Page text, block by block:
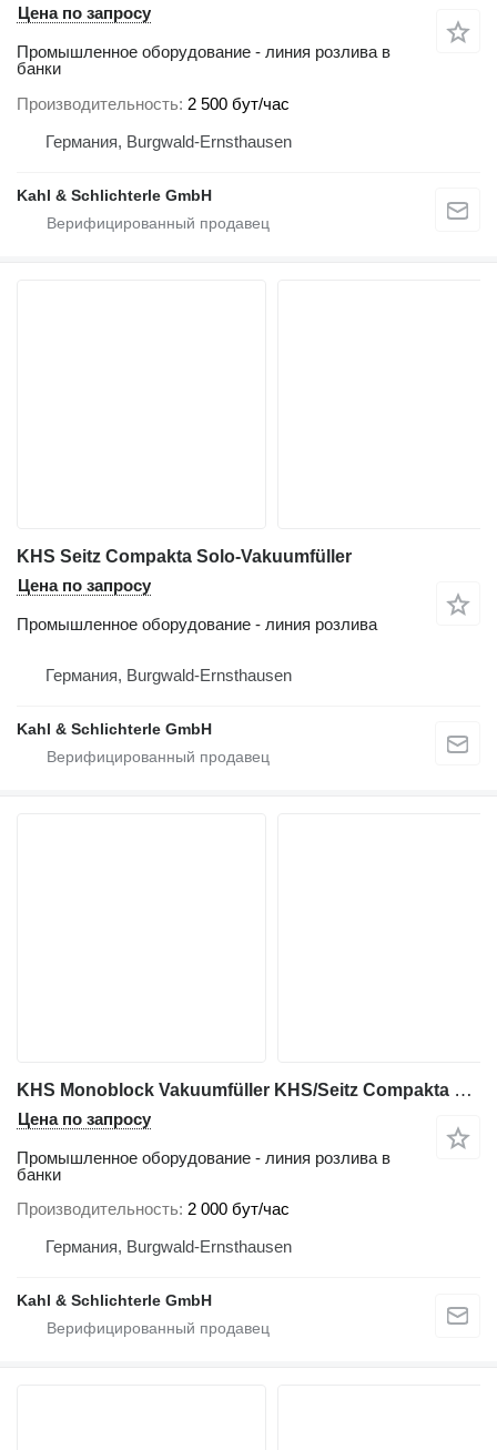
Цена по запросу
Промышленное оборудование - линия розлива в
банки
Производительность 2 500 бут/час
Германия, Burgwald-Ernsthausen
Kahl & Schlichterle GmbH
KHS Seitz Compakta Solo-Vakuumfüller
Цена по запросу
Промышленное оборудование - линия розлива
Германия, Burgwald-Ernsthausen
Kahl & Schlichterle GmbH
KHS Monoblock Vakuumfüller KHS/Seitz Compakta 16/1
Цена по запросу
Промышленное оборудование - линия розлива в
банки
Производительность 2 000 бут/час
Германия, Burgwald-Ernsthausen
Kahl & Schlichterle GmbH